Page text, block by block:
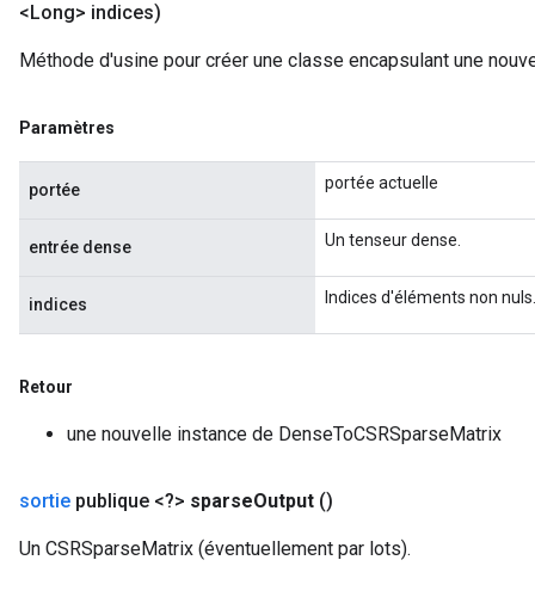
<Long> indices)
Méthode d'usine pour créer une classe encapsulant une
Paramètres
portée portée actuelle
entrée dense Un tenseur dense.
indices Indices d'éléments non nuls.
Retour
une nouvelle instance de DenseToCSRSparseMatrix
sortie publique <?> sparseOutput ()
Un CSRSparseMatrix (éventuellement par lots).